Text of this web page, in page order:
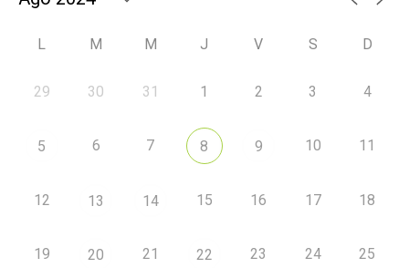
L M M J V S D
29 30 31 1 2 3 4
5 6 7 8 9 10 11
12 13 14 15 16 17 18
19 20 21 22 23 24 25